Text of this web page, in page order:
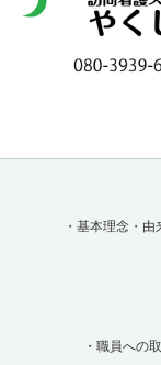
・基本理念・由
・職員への